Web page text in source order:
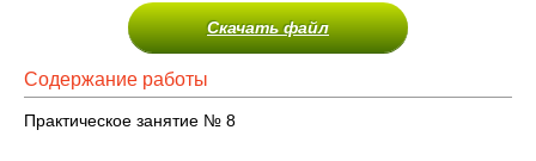
Скачать файл
Содержание работы
Практическое занятие № 8